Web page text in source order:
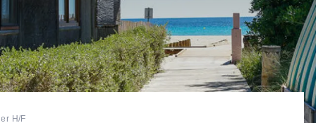
Villages
H/F